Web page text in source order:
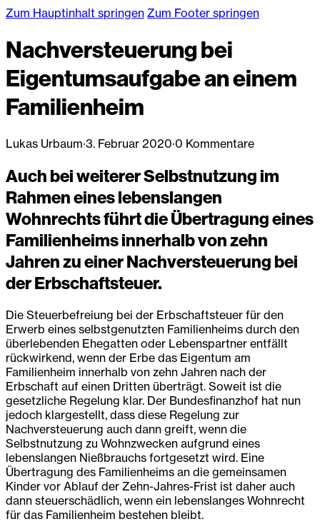
Zum Hauptinhalt springen Zum Footer springen
Nachversteuerung bei
Eigentumsaufgabe an einem
Familienheim
Lukas Urbaum·3. Februar 2020·0 Kommentare
Auch bei weiterer Selbstnutzung im
Rahmen eines lebenslangen
Wohnrechts führt die Übertragung eines
Familienheims innerhalb von zehn
Jahren zu einer Nachversteuerung bei
der Erbschaftsteuer.
Die Steuerbefreiung bei der Erbschaftsteuer für den
Erwerb eines selbstgenutzten Familienheims durch den
überlebenden Ehegatten oder Lebenspartner entfällt
rückwirkend, wenn der Erbe das Eigentum am
Familienheim innerhalb von zehn Jahren nach der
Erbschaft auf einen Dritten überträgt. Soweit ist die
gesetzliche Regelung klar. Der Bundesfinanzhof hat nun
jedoch klargestellt, dass diese Regelung zur
Nachversteuerung auch dann greift, wenn die
Selbstnutzung zu Wohnzwecken aufgrund eines
lebenslangen Nießbrauchs fortgesetzt wird. Eine
Übertragung des Familienheims an die gemeinsamen
Kinder vor Ablauf der Zehn-Jahres-Frist ist daher auch
dann steuerschädlich, wenn ein lebenslanges Wohnrecht
für das Familienheim bestehen bleibt.